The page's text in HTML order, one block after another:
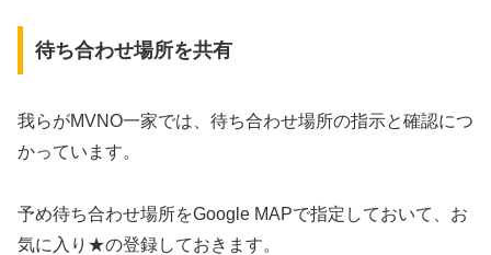
待ち合わせ場所を共有
我らがMVNO一家では、待ち合わせ場所の指示と確認につ
かっています。
予め待ち合わせ場所をGoogle MAPで指定しておいて、お
気に入り★の登録しておきます。